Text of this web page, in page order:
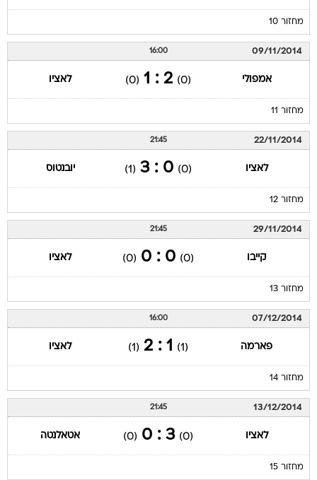
מחזור 10
09/11/2014
16:00
אמפולי (0)
2 : 1
(0) לאציו
מחזור 11
22/11/2014
21:45
לאציו (0)
0 : 3
(1) יובנטוס
מחזור 12
29/11/2014
21:45
קייבו (0)
0 : 0
(0) לאציו
מחזור 13
07/12/2014
16:00
פארמה (1)
1 : 2
(1) לאציו
מחזור 14
13/12/2014
21:45
לאציו (0)
3 : 0
(0) אטאלנטה
מחזור 15